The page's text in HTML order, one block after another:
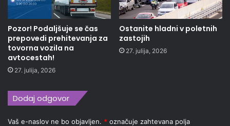
Pozor! Podaljšuje se čas
prepovedi prehitevanja za
tovorna vozila na
avtocestah!
27. julija, 2026
Ostanite hladni v poletnih
zastojih
27. julija, 2026
Dodaj odgovor
Vaš e-naslov ne bo objavljen. * označuje zahtevana polja